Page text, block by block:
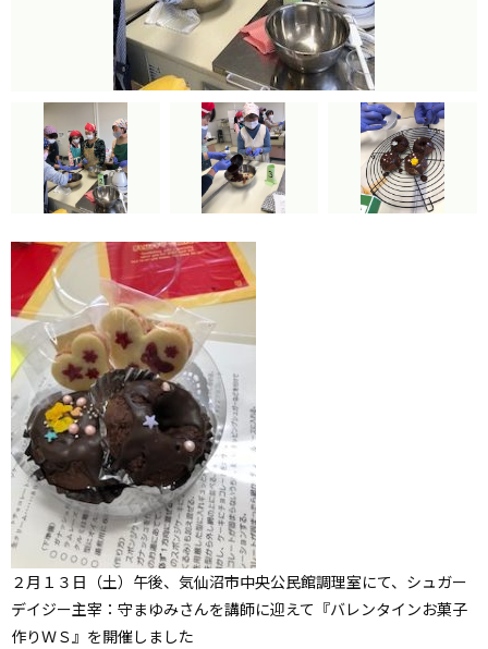
２月１３日（土）午後、気仙沼市中央公民館調理室にて、シュガー
デイジー主宰：守まゆみさんを講師に迎えて『バレンタインお菓子
作りＷＳ』を開催しました